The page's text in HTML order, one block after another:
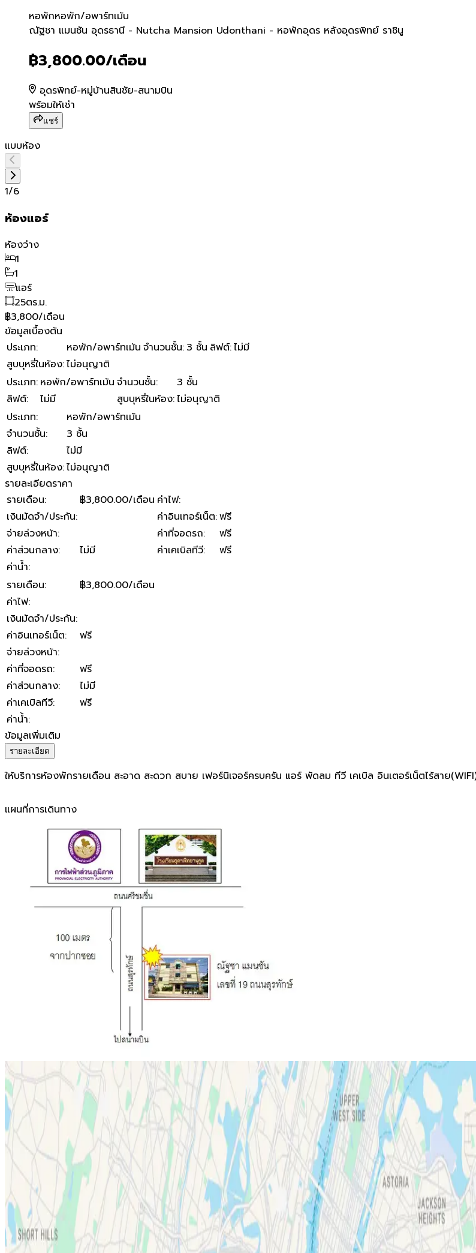
หอพักหอพัก/อพาร์ทเม้น
ณัฐชา แมนชัน อุดรธานี - Nutcha Mansion
ณัฐชา แมนชัน อุดรธานี - Nutcha Mansion Udonthani - หอพักอุดร หลังอุดรพิทย์ ราชินู
฿3,800.00/เดือน
อุดรพิทย์-หมู่บ้านสินชัย-สนามบิน
พร้อมให้เช่า
แชร์
แบบห้อง
1/6
ห้องแอร์
ห้องว่าง
1
1
แอร์
25ตร.ม.
฿3,800/เดือน
ข้อมูลเบื้องต้น
ประเภท: หอพัก/อพาร์ทเม้น จำนวนชั้น: 3 ชั้น ลิฟต์:ไม่มี
สูบบุหรี่ในห้อง:ไม่อนุญาติ
ประเภท: หอพัก/อพาร์ทเม้น จำนวนชั้น:
3 ชั้น
ลิฟต์: ไม่มี สูบบุหรี่ในห้อง:ไม่อนุญาติ
ประเภท:
หอพัก/อพาร์ทเม้น
จำนวนชั้น:
3 ชั้น
ลิฟต์:
ไม่มี
สูบบุหรี่ในห้อง:ไม่อนุญาติ
รายละเอียดราคา
รายเดือน: ฿3,800.00/เดือน ค่าไฟ:
เงินมัดจำ/ประกัน: ค่าอินเทอร์เน็ต:ฟรี
จ่ายล่วงหน้า: ค่าที่จอดรถ:
ฟรี
ค่าส่วนกลาง: ไม่มี ค่าเคเบิลทีวี:
ฟรี
ค่าน้ำ:
รายเดือน:
฿3,800.00/เดือน
ค่าไฟ:
เงินมัดจำ/ประกัน:
ค่าอินเทอร์เน็ต:
ฟรี
จ่ายล่วงหน้า:
ค่าที่จอดรถ:
ฟรี
ค่าส่วนกลาง:
ไม่มี
ค่าเคเบิลทีวี:
ฟรี
ค่าน้ำ:
ข้อมูลเพิ่มเติม
รายละเอียด
ให้บริการห้องพักรายเดือน สะอาด สะดวก สบาย เฟอร์นิเจอร์ครบครัน แอร์ พัดลม ทีวี เคเบิล อินเตอร์เน็ตไร้สาย
แผนที่การเดินทาง